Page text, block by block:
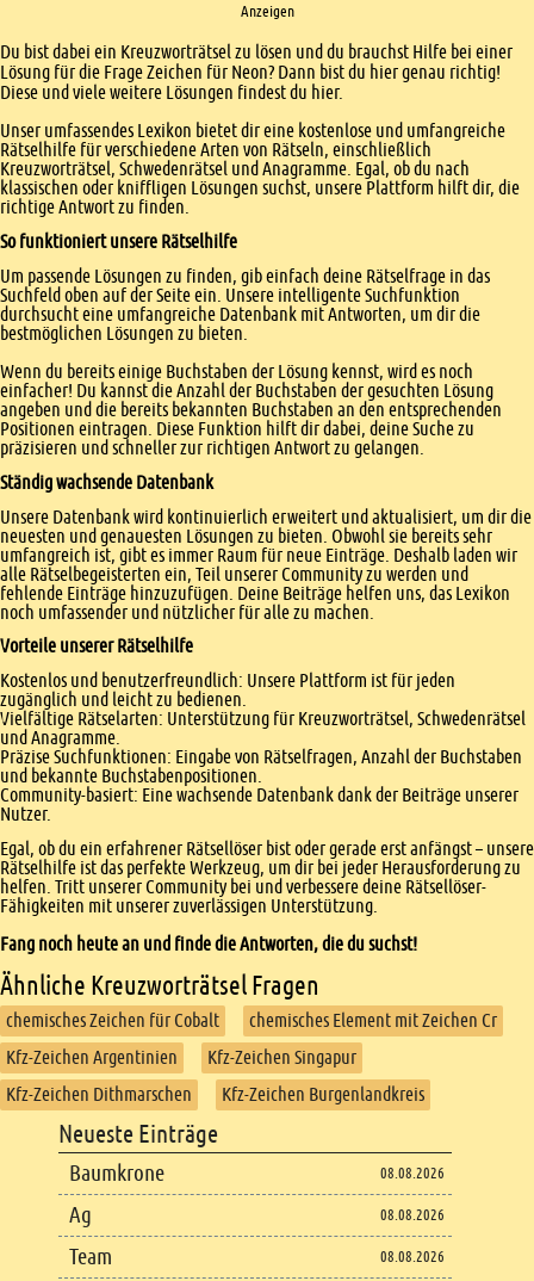
Anzeigen
Einleitung
Du bist dabei ein Kreuzworträtsel zu lösen und du brauchst Hilfe bei einer
Lösung für die Frage Zeichen für Neon? Dann bist du hier genau richtig!
Diese und viele weitere Lösungen findest du hier.
Unser umfassendes Lexikon bietet dir eine kostenlose und umfangreiche
Rätselhilfe für verschiedene Arten von Rätseln, einschließlich
Kreuzworträtsel, Schwedenrätsel und Anagramme. Egal, ob du nach
klassischen oder kniffligen Lösungen suchst, unsere Plattform hilft dir, die
richtige Antwort zu finden.
So funktioniert unsere Rätselhilfe
Um passende Lösungen zu finden, gib einfach deine Rätselfrage in das
Suchfeld oben auf der Seite ein. Unsere intelligente Suchfunktion
durchsucht eine umfangreiche Datenbank mit Antworten, um dir die
bestmöglichen Lösungen zu bieten.
Wenn du bereits einige Buchstaben der Lösung kennst, wird es noch
einfacher! Du kannst die Anzahl der Buchstaben der gesuchten Lösung
angeben und die bereits bekannten Buchstaben an den entsprechenden
Positionen eintragen. Diese Funktion hilft dir dabei, deine Suche zu
präzisieren und schneller zur richtigen Antwort zu gelangen.
Ständig wachsende Datenbank
Unsere Datenbank wird kontinuierlich erweitert und aktualisiert, um dir die
neuesten und genauesten Lösungen zu bieten. Obwohl sie bereits sehr
umfangreich ist, gibt es immer Raum für neue Einträge. Deshalb laden wir
alle Rätselbegeisterten ein, Teil unserer Community zu werden und
fehlende Einträge hinzuzufügen. Deine Beiträge helfen uns, das Lexikon
noch umfassender und nützlicher für alle zu machen.
Vorteile unserer Rätselhilfe
Kostenlos und benutzerfreundlich: Unsere Plattform ist für jeden
zugänglich und leicht zu bedienen.
Vielfältige Rätselarten: Unterstützung für Kreuzworträtsel, Schwedenrätsel
und Anagramme.
Präzise Suchfunktionen: Eingabe von Rätselfragen, Anzahl der Buchstaben
und bekannte Buchstabenpositionen.
Community-basiert: Eine wachsende Datenbank dank der Beiträge unserer
Nutzer.
Egal, ob du ein erfahrener Rätsellöser bist oder gerade erst anfängst – unsere
Rätselhilfe ist das perfekte Werkzeug, um dir bei jeder Herausforderung zu
helfen. Tritt unserer Community bei und verbessere deine Rätsellöser-
Fähigkeiten mit unserer zuverlässigen Unterstützung.
Fang noch heute an und finde die Antworten, die du suchst!
Ähnliche Kreuzworträtsel Fragen
chemisches Zeichen für Cobalt
chemisches Element mit Zeichen Cr
Kfz-Zeichen Argentinien
Kfz-Zeichen Singapur
Kfz-Zeichen Dithmarschen
Kfz-Zeichen Burgenlandkreis
Footer content
Neueste Einträge
Baumkrone 08.08.2026
Ag 08.08.2026
Team 08.08.2026